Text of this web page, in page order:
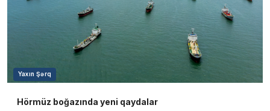
Yaxın Şərq
Hörmüz boğazında yeni qaydalar